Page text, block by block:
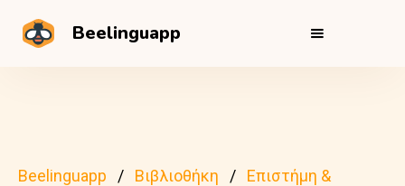
Beelinguapp
Beelinguapp Βιβλιοθήκη
Επιστήμη &